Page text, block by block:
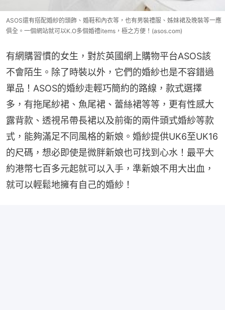
ASOS還有搭配婚紗的頭飾、婚鞋和內衣等，也有男裝禮服、姊妹裙及晚裝等一應
俱全。一個網站就可以K.O多個婚禮items，極之方便！(asos.com)
有網購習慣的女生，對於英國網上購物平台ASOS該
不會陌生。除了時裝以外，它們的婚紗也是不容錯過
單品！ASOS的婚紗走輕巧簡約的路線，款式選擇
多，有拖尾紗裙、魚尾裙、蕾絲裙等等，更有性感大
露背款、透視吊帶長裙以及前衛的兩件頭式婚紗等款
式，能夠滿足不同風格的新娘。婚紗提供UK6至UK16
的尺碼，想必即使是微胖新娘也可找到心水！最平大
約港幣七百多元起就可以入手，準新娘不用大出血，
就可以輕鬆地擁有自己的婚紗！